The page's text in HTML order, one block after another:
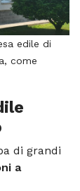
edile di
come
di grandi
a